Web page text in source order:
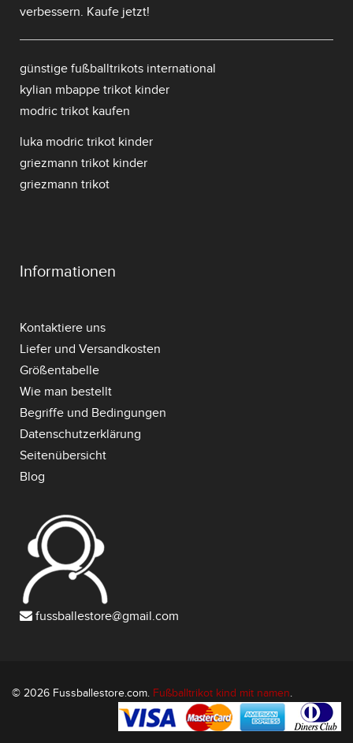
verbessern. Kaufe jetzt!
günstige fußballtrikots international
kylian mbappe trikot kinder
modric trikot kaufen
luka modric trikot kinder
griezmann trikot kinder
griezmann trikot
Informationen
Kontaktiere uns
Liefer und Versandkosten
Größentabelle
Wie man bestellt
Begriffe und Bedingungen
Datenschutzerklärung
Seitenübersicht
Blog
fussballestore@gmail.com
© 2026 Fussballestore.com. Fußballtrikot kind mit namen.